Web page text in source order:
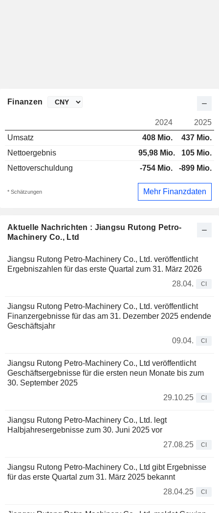
Aktuelle Nachrichten : Jiangsu Rutong Petro-
Machinery Co., Ltd
Jiangsu Rutong Petro-Machinery Co., Ltd. veröffentlicht
Ergebniszahlen für das erste Quartal zum 31. März 2026
28.04.
CI
Jiangsu Rutong Petro-Machinery Co., Ltd. veröffentlicht
Finanzergebnisse für das am 31. Dezember 2025 endende
Geschäftsjahr
09.04.
CI
Jiangsu Rutong Petro-Machinery Co., Ltd veröffentlicht
Geschäftsergebnisse für die ersten neun Monate bis zum
30. September 2025
29.10.25
CI
Jiangsu Rutong Petro-Machinery Co., Ltd. legt
Halbjahresergebnisse zum 30. Juni 2025 vor
27.08.25
CI
Jiangsu Rutong Petro-Machinery Co., Ltd gibt Ergebnisse
für das erste Quartal zum 31. März 2025 bekannt
28.04.25
CI
Finanzen
2024
2025
Umsatz
408 Mio.
437 Mio.
Nettoergebnis
95,98 Mio.
105 Mio.
Nettoverschuldung
-754 Mio. -899 Mio.
* Schätzungen Mehr Finanzdaten